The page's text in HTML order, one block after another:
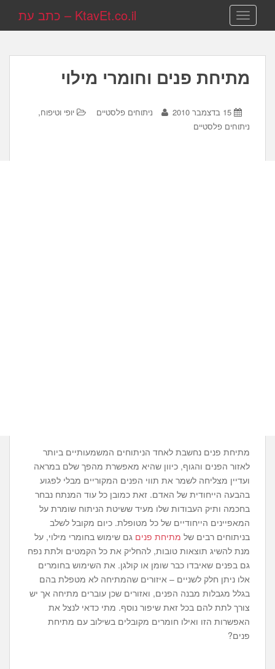
TOGGLE NAVIGATION KtavEt.co.il – כתב עת
מתיחת פנים וחומרי מילוי
15 בדצמבר 2010 ניתוחים פלסטיים יופי וטיפוח,
ניתוחים פלסטיים
מתיחת פנים נחשבת לאחד הניתוחים המשמעותיים ביותר
לאזור הפנים והגוף, כיוון שהיא מאפשרת מהפך שלם במראה
ועדיין מצליחה לשמר את תווי הפנים המקוריים מבלי לפגוע
בהבעה הייחודית של האדם. זאת כמובן כל עוד המנתח נבחר
בחכמה ותיק העבודות שלו מעיד ששיטת הניתוח שומרת על
המאפיינים הייחודיים של כל מטופלת. כיום מקובל לשלב
בניתוחים רבים של מתיחת פנים גם שימוש בחומרי מילוי, על
מנת להשיג תוצאות טובות, להחליק את כל הקמטים ולתת נפח
גם בפנים שאיבדו כבר שומן או קולגן. את השימוש בחומרים
אלו ניתן חלק לשניים – איזורים שהמתיחה לא מטפלת בהם
בגלל מגבלות מבנה הפנים, ואזורים שכן עוברים מתיחה אך יש
צורך לתת להם בכל זאת שיפור נוסף. מתי כדאי לנצל את
האפשרות הזו ואילו חומרים מקובלים בשילוב עם מתיחת
פנים?